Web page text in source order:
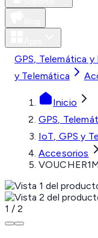
GPS, Telemática
y Telemática
Inicio
GPS,
IoT, GPS y
Accesorios
1 / 2